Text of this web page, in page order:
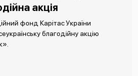
акція
фонд Карітас України
благодійну акцію